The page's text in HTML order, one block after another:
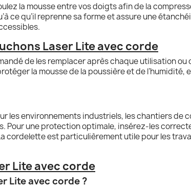
la mousse entre vos doigts afin de la
ce qu’il reprenne sa forme et assure une
Laser Lite avec corde
de les remplacer après chaque utilisation ou
la mousse de la poussière et de
les environnements industriels, les chantiers de
Pour une protection optimale, insérez-les
cordelette est particulièrement utile pour les
Lite avec corde
Lite avec corde ?